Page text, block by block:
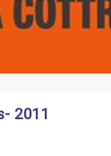
2011